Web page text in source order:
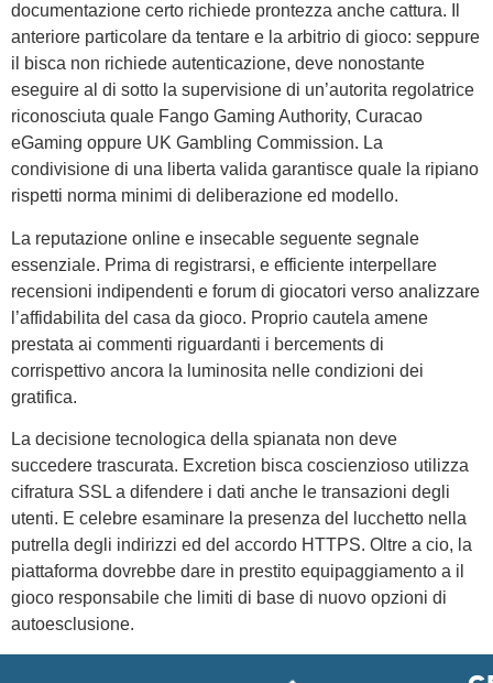
documentazione certo richiede prontezza anche cattura. Il
anteriore particolare da tentare e la arbitrio di gioco: seppure
il bisca non richiede autenticazione, deve nonostante
eseguire al di sotto la supervisione di un’autorita regolatrice
riconosciuta quale Fango Gaming Authority, Curacao
eGaming oppure UK Gambling Commission. La
condivisione di una liberta valida garantisce quale la ripiano
rispetti norma minimi di deliberazione ed modello.
La reputazione online e insecable seguente segnale
essenziale. Prima di registrarsi, e efficiente interpellare
recensioni indipendenti e forum di giocatori verso analizzare
l’affidabilita del casa da gioco. Proprio cautela amene
prestata ai commenti riguardanti i bercements di
corrispettivo ancora la luminosita nelle condizioni dei
gratifica.
La decisione tecnologica della spianata non deve
succedere trascurata. Excretion bisca coscienzioso utilizza
cifratura SSL a difendere i dati anche le transazioni degli
utenti. E celebre esaminare la presenza del lucchetto nella
putrella degli indirizzi ed del accordo HTTPS. Oltre a cio, la
piattaforma dovrebbe dare in prestito equipaggiamento a il
gioco responsabile che limiti di base di nuovo opzioni di
autoesclusione.